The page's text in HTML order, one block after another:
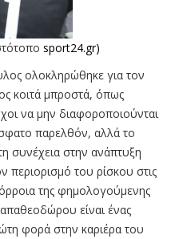
sport24.gr)
ολοκληρώθηκε για τον
κοιτά μπροστά, όπως
να μην διαφοροποιούνται
παρελθόν, αλλά το
συνέχεια στην ανάπτυξη
περιορισμό του ρίσκου στις
της φημολογούμενης
είναι ένας
φορά στην καριέρα του